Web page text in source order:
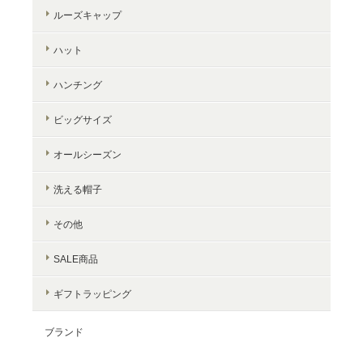
ルーズキャップ
ハット
ハンチング
ビッグサイズ
オールシーズン
洗える帽子
その他
SALE商品
ギフトラッピング
ブランド